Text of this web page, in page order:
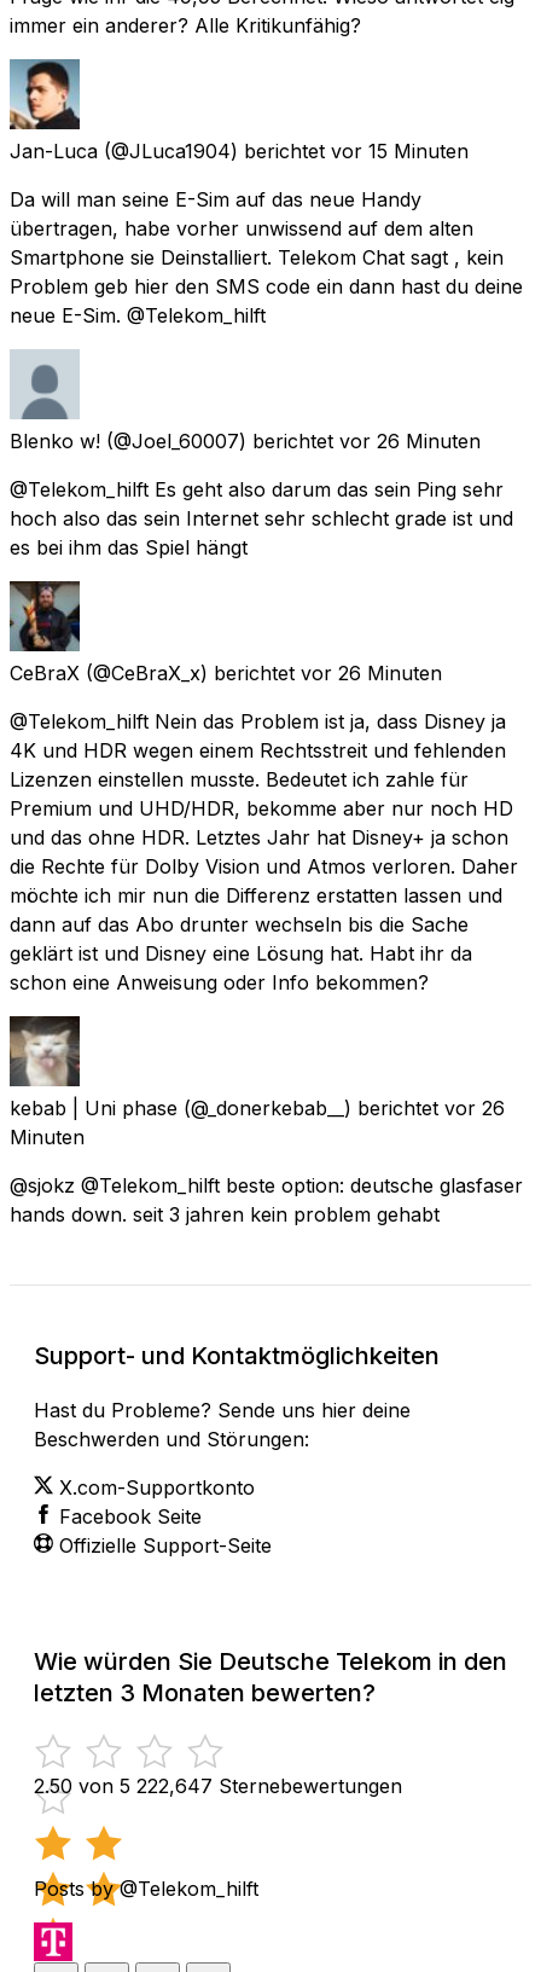
immer ein anderer? Alle Kritikunfähig?
Jan-Luca (@JLuca1904) berichtet vor 15 Minuten
Da will man seine E-Sim auf das neue Handy
übertragen, habe vorher unwissend auf dem alten
Smartphone sie Deinstalliert. Telekom Chat sagt , kein
Problem geb hier den SMS code ein dann hast du deine
neue E-Sim. @Telekom_hilft
Blenko w! (@Joel_60007) berichtet vor 26 Minuten
@Telekom_hilft Es geht also darum das sein Ping sehr
hoch also das sein Internet sehr schlecht grade ist und
es bei ihm das Spiel hängt
CeBraX (@CeBraX_x) berichtet vor 26 Minuten
@Telekom_hilft Nein das Problem ist ja, dass Disney ja
4K und HDR wegen einem Rechtsstreit und fehlenden
Lizenzen einstellen musste. Bedeutet ich zahle für
Premium und UHD/HDR, bekomme aber nur noch HD
und das ohne HDR. Letztes Jahr hat Disney+ ja schon
die Rechte für Dolby Vision und Atmos verloren. Daher
möchte ich mir nun die Differenz erstatten lassen und
dann auf das Abo drunter wechseln bis die Sache
geklärt ist und Disney eine Lösung hat. Habt ihr da
schon eine Anweisung oder Info bekommen?
kebab | Uni phase (@_donerkebab__) berichtet vor 26
Minuten
@sjokz @Telekom_hilft beste option: deutsche glasfaser
hands down. seit 3 jahren kein problem gehabt
Support- und Kontaktmöglichkeiten
Hast du Probleme? Sende uns hier deine
Beschwerden und Störungen:
X.com-Supportkonto
Facebook Seite
Offizielle Support-Seite
Wie würden Sie Deutsche Telekom in den
letzten 3 Monaten bewerten?
2.50 von 5 222,647 Sternebewertungen
Posts by @Telekom_hilft